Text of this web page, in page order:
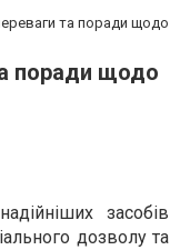
та поради щодо
поради щодо
засобів
дозволу та